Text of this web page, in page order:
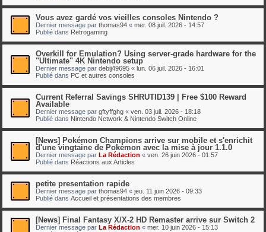
Vous avez gardé vos vieilles consoles Nintendo ?
Dernier message par thomas94 « mer. 08 juil. 2026 - 14:57
Publié dans Retrogaming
Overkill for Emulation? Using server-grade hardware for the
"Ultimate" 4K Nintendo setup
Dernier message par debij49695 « lun. 06 juil. 2026 - 16:01
Publié dans PC et autres consoles
Current Referral Savings SHRUTID139 | Free $100 Reward
Available
Dernier message par gftyffghg « ven. 03 juil. 2026 - 18:18
Publié dans Nintendo Network & Nintendo Switch Online
[News] Pokémon Champions arrive sur mobile et s'enrichit
d'une vingtaine de Pokémon avec la mise à jour 1.1.0
Dernier message par La Rédaction « ven. 26 juin 2026 - 01:57
Publié dans Réactions aux Articles
petite presentation rapide
Dernier message par thomas94 « jeu. 11 juin 2026 - 09:33
Publié dans Accueil et présentations des membres
[News] Final Fantasy X/X-2 HD Remaster arrive sur Switch 2
Dernier message par La Rédaction « mer. 10 juin 2026 - 15:13